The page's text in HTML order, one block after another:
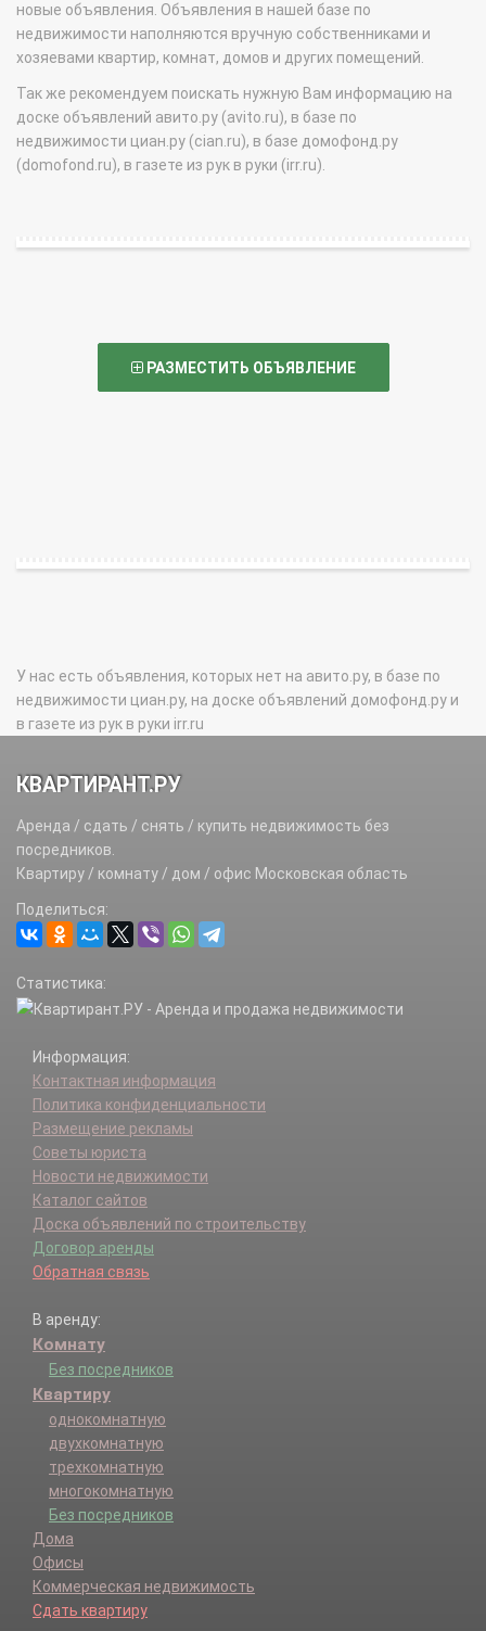
новые объявления. Объявления в нашей базе по
недвижимости наполняются вручную собственниками и
хозяевами квартир, комнат, домов и других помещений.
Так же рекомендуем поискать нужную Вам информацию на
доске объявлений авито.ру (avito.ru), в базе по
недвижимости циан.ру (cian.ru), в базе домофонд.ру
(domofond.ru), в газете из рук в руки (irr.ru).
РАЗМЕСТИТЬ ОБЪЯВЛЕНИЕ
У нас есть объявления, которых нет на авито.ру, в базе по
недвижимости циан.ру, на доске объявлений домофонд.ру и
в газете из рук в руки irr.ru
КВАРТИРАНТ.РУ
Аренда / сдать / снять / купить недвижимость без
посредников.
Квартиру / комнату / дом / офис Московская область
Поделиться:
Статистика:
Информация:
Контактная информация
Политика конфиденциальности
Размещение рекламы
Советы юриста
Новости недвижимости
Каталог сайтов
Доска объявлений по строительству
Договор аренды
Обратная связь
В аренду:
Комнату
Без посредников
Квартиру
однокомнатную
двухкомнатную
трехкомнатную
многокомнатную
Без посредников
Дома
Офисы
Коммерческая недвижимость
Сдать квартиру